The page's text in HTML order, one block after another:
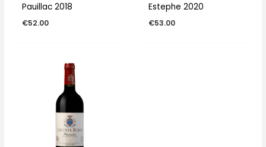
Pauillac 2018
€52.00
Estephe 2020
€53.00